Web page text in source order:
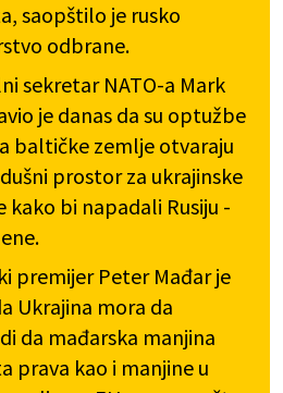
saopštilo je rusko
odbrane.
sekretar NATO-a Mark
je danas da su optužbe
baltičke zemlje otvaraju
prostor za ukrajinske
kako bi napadali Rusiju -
premijer Peter Mađar je
Ukrajina mora da
da mađarska manjina
prava kao i manjine u